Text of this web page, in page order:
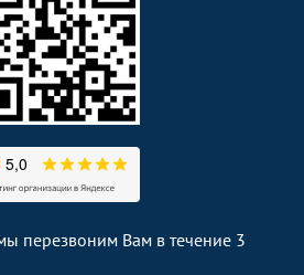
перезвоним Вам в течение 3